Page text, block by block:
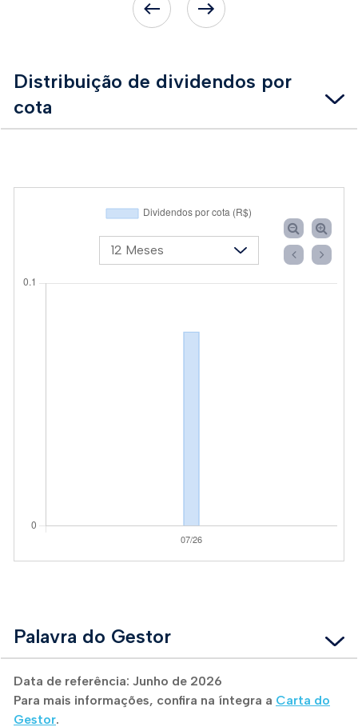
Distribuição de dividendos por
cota
12 Meses
Palavra do Gestor
Data de referência: Junho de 2026
Para mais informações, confira na íntegra a Carta do
Gestor.